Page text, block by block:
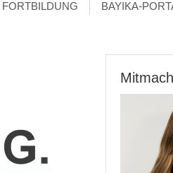
FORTBILDUNG
BAYIKA-